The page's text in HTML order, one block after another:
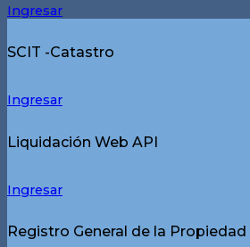
Ingresar
SCIT -Catastro
Ingresar
Liquidación Web API
Ingresar
Registro General de la Propiedad